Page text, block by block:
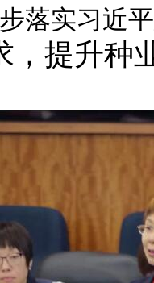
落实习近
，提升